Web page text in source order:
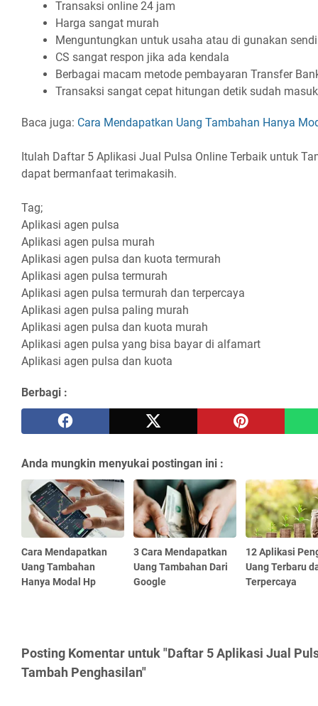
Transaksi online 24 jam
Harga sangat murah
Menguntungkan untuk usaha atau di gunakan
CS sangat respon jika ada kendala
Berbagai macam metode pembayaran Transfer
Transaksi sangat cepat hitungan detik sudah masuk
Baca juga: Cara Mendapatkan Uang Tambahan Hanya
Itulah Daftar 5 Aplikasi Jual Pulsa Online Terbaik untuk
dapat bermanfaat terimakasih.
Tag;
Aplikasi agen pulsa
Aplikasi agen pulsa murah
Aplikasi agen pulsa dan kuota termurah
Aplikasi agen pulsa termurah
Aplikasi agen pulsa termurah dan terpercaya
Aplikasi agen pulsa paling murah
Aplikasi agen pulsa dan kuota murah
Aplikasi agen pulsa yang bisa bayar di alfamart
Aplikasi agen pulsa dan kuota
Berbagi :
Anda mungkin menyukai postingan ini :
Cara Mendapatkan
Uang Tambahan
Hanya Modal Hp
3 Cara Mendapatkan
Uang Tambahan Dari
Google
12 Aplikasi
Uang Terbaru
Terpercaya
Posting Komentar untuk "Daftar 5 Aplikasi Jual
Tambah Penghasilan"